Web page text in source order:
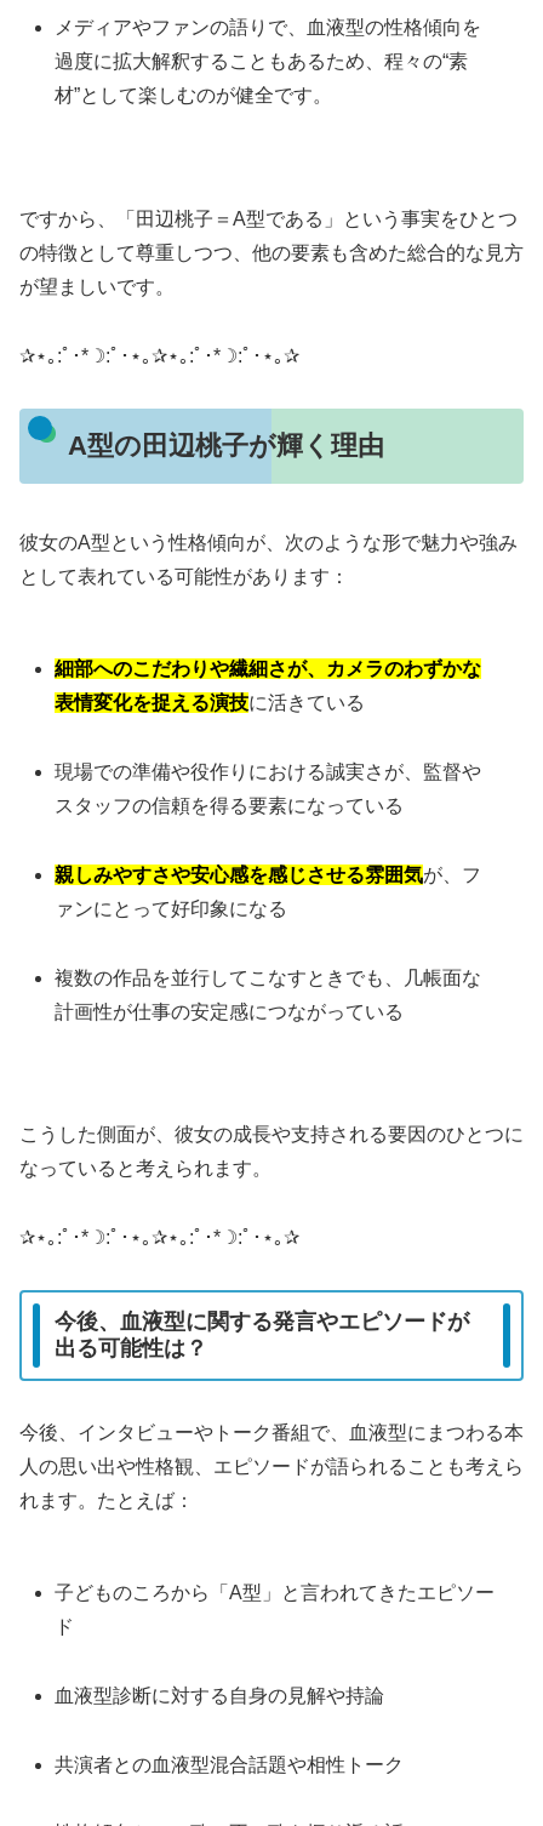
メディアやファンの語りで、血液型の性格傾向を
過度に拡大解釈することもあるため、程々の“素
材”として楽しむのが健全です。
ですから、「田辺桃子＝A型である」という事実をひとつ
の特徴として尊重しつつ、他の要素も含めた総合的な見方
が望ましいです。
✰⋆｡:ﾟ･*☽:ﾟ･⋆｡✰⋆｡:ﾟ･*☽:ﾟ･⋆｡✰
A型の田辺桃子が輝く理由
彼女のA型という性格傾向が、次のような形で魅力や強み
として表れている可能性があります：
細部へのこだわりや繊細さが、カメラのわずかな
表情変化を捉える演技に活きている
現場での準備や役作りにおける誠実さが、監督や
スタッフの信頼を得る要素になっている
親しみやすさや安心感を感じさせる雰囲気が、フ
ァンにとって好印象になる
複数の作品を並行してこなすときでも、几帳面な
計画性が仕事の安定感につながっている
こうした側面が、彼女の成長や支持される要因のひとつに
なっていると考えられます。
✰⋆｡:ﾟ･*☽:ﾟ･⋆｡✰⋆｡:ﾟ･*☽:ﾟ･⋆｡✰
今後、血液型に関する発言やエピソードが
出る可能性は？
今後、インタビューやトーク番組で、血液型にまつわる本
人の思い出や性格観、エピソードが語られることも考えら
れます。たとえば：
子どものころから「A型」と言われてきたエピソー
ド
血液型診断に対する自身の見解や持論
共演者との血液型混合話題や相性トーク